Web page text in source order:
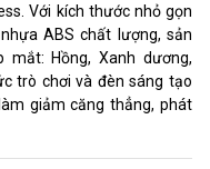
Với kích thước nhỏ gọn
ABS chất lượng, sản
Hồng, Xanh dương,
trò chơi và đèn sáng tạo
giảm căng thẳng, phát